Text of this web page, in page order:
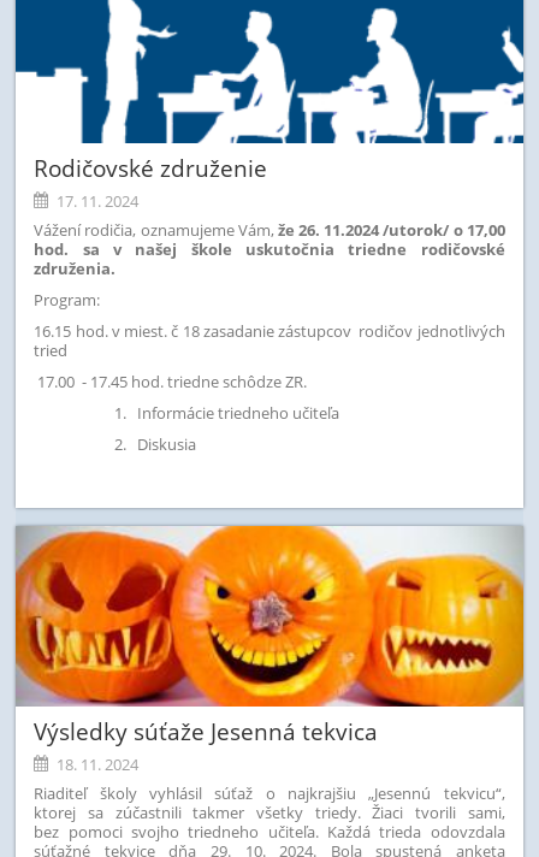
Rodičovské združenie
17. 11. 2024
Vážení rodičia, oznamujeme Vám,že 26. 11.2024 /utorok/ o 17,00
hod. sa v našej škole uskutočnia triedne rodičovské
združenia.
Program:
16.15 hod. v miest. č 18 zasadanie zástupcov rodičov jednotlivých
tried
17.00 - 17.45 hod. triedne schôdze ZR.
Informácie triedneho učiteľa
Diskusia
Výsledky súťaže Jesenná tekvica
18. 11. 2024
Riaditeľ školy vyhlásil súťaž o najkrajšiu „Jesennú tekvicu“,
ktorej sa zúčastnili takmer všetky triedy. Žiaci tvorili sami,
bez pomoci svojho triedneho učiteľa. Každá trieda odovzdala
súťažné tekvice dňa 29. 10. 2024. Bola spustená anketa